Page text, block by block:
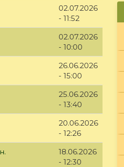
02.07.2026
- 11:52
02.07.2026
- 10:00
26.06.2026
- 15:00
25.06.2026
- 13:40
20.06.2026
- 12:26
18.06.2026
- 12:30